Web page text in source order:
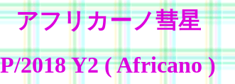
アフリカーノ彗星
P/2018 Y2 ( Africano )